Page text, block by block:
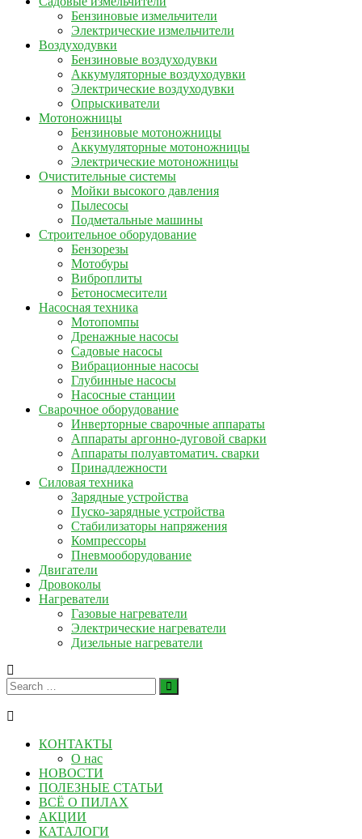
Бензиновые измельчители
Электрические измельчители
Воздуходувки
Бензиновые воздуходувки
Аккумуляторные воздуходувки
Электрические воздуходувки
Опрыскиватели
Мотоножницы
Бензиновые мотоножницы
Аккумуляторные мотоножницы
Электрические мотоножницы
Очистительные системы
Мойки высокого давления
Пылесосы
Подметальные машины
Строительное оборудование
Бензорезы
Мотобуры
Виброплиты
Бетоносмесители
Насосная техника
Мотопомпы
Дренажные насосы
Садовые насосы
Вибрационные насосы
Глубинные насосы
Насосные станции
Сварочное оборудование
Инверторные сварочные аппараты
Аппараты аргонно-дуговой сварки
Аппараты полуавтоматич. сварки
Принадлежности
Силовая техника
Зарядные устройства
Пуско-зарядные устройства
Стабилизаторы напряжения
Компрессоры
Пневмооборудование
Двигатели
Дровоколы
Нагреватели
Газовые нагреватели
Электрические нагреватели
Дизельные нагреватели
КОНТАКТЫ
О нас
НОВОСТИ
ПОЛЕЗНЫЕ СТАТЬИ
ВСЁ О ПИЛАХ
АКЦИИ
КАТАЛОГИ